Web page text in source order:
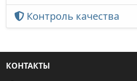
Контроль качества
КОНТАКТЫ